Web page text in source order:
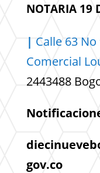
NOTARIA 19
| Calle 63
Comercial
2443488
gov.co